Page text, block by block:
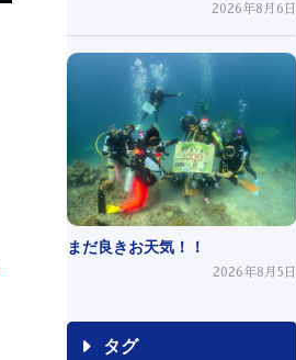
2026年8月6日
まだ良きお天気！！
2026年8月5日
タグ